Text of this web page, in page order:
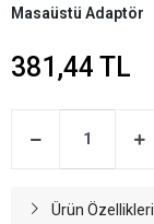
Masaüstü Adaptör
381,44 TL
Ürün Özellikleri